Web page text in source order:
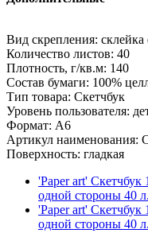
Вид скрепления:
Количество листов: 40
Плотность, г/кв.м: 140
Состав бумаги: 100%
Тип товара: Скетчбук
Уровень пользователя:
Формат: A6
Артикул наименования:
Поверхность: гладкая
'Paper art' Скетчбук
одной стороны 40
'Paper art' Скетчбук
одной стороны 40